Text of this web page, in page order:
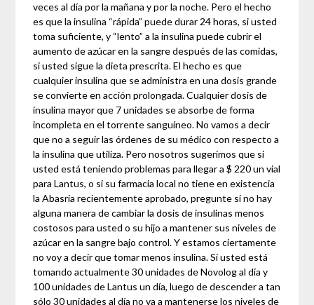
veces al día por la mañana y por la noche. Pero el hecho
es que la insulina “rápida” puede durar 24 horas, si usted
toma suficiente, y “lento” a la insulina puede cubrir el
aumento de azúcar en la sangre después de las comidas,
si usted sigue la dieta prescrita. El hecho es que
cualquier insulina que se administra en una dosis grande
se convierte en acción prolongada. Cualquier dosis de
insulina mayor que 7 unidades se absorbe de forma
incompleta en el torrente sanguíneo. No vamos a decir
que no a seguir las órdenes de su médico con respecto a
la insulina que utiliza. Pero nosotros sugerimos que si
usted está teniendo problemas para llegar a $ 220 un vial
para Lantus, o si su farmacia local no tiene en existencia
la Abasria recientemente aprobado, pregunte si no hay
alguna manera de cambiar la dosis de insulinas menos
costosos para usted o su hijo a mantener sus niveles de
azúcar en la sangre bajo control. Y estamos ciertamente
no voy a decir que tomar menos insulina. Si usted está
tomando actualmente 30 unidades de Novolog al día y
100 unidades de Lantus un día, luego de descender a tan
sólo 30 unidades al día no va a mantenerse los niveles de